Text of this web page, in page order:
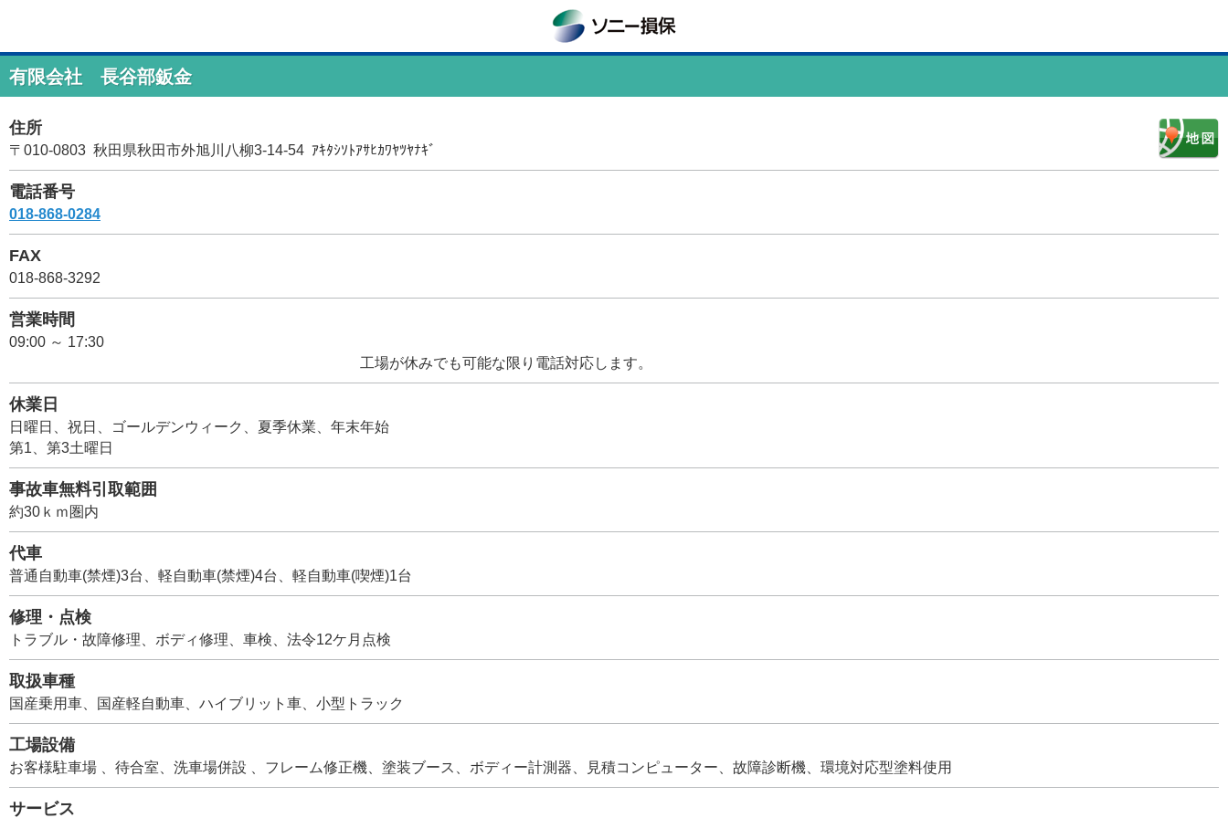
有限会社 長谷部鈑金
住所
〒010-0803 秋田県秋田市外旭川八柳3-14-54 ｱｷﾀｼｿﾄｱｻﾋｶﾜﾔﾂﾔﾅｷﾞ
電話番号
018-868-0284
FAX
018-868-3292
営業時間
09:00 ～ 17:30
工場が休みでも可能な限り電話対応します。
休業日
日曜日、祝日、ゴールデンウィーク、夏季休業、年末年始
第1、第3土曜日
事故車無料引取範囲
約30ｋｍ圏内
代車
普通自動車(禁煙)3台、軽自動車(禁煙)4台、軽自動車(喫煙)1台
修理・点検
トラブル・故障修理、ボディ修理、車検、法令12ケ月点検
取扱車種
国産乗用車、国産軽自動車、ハイブリット車、小型トラック
工場設備
お客様駐車場 、待合室、洗車場併設 、フレーム修正機、塗装ブース、ボディー計測器、見積コンピューター、故障診断機、環境対応型塗料使用
サービス